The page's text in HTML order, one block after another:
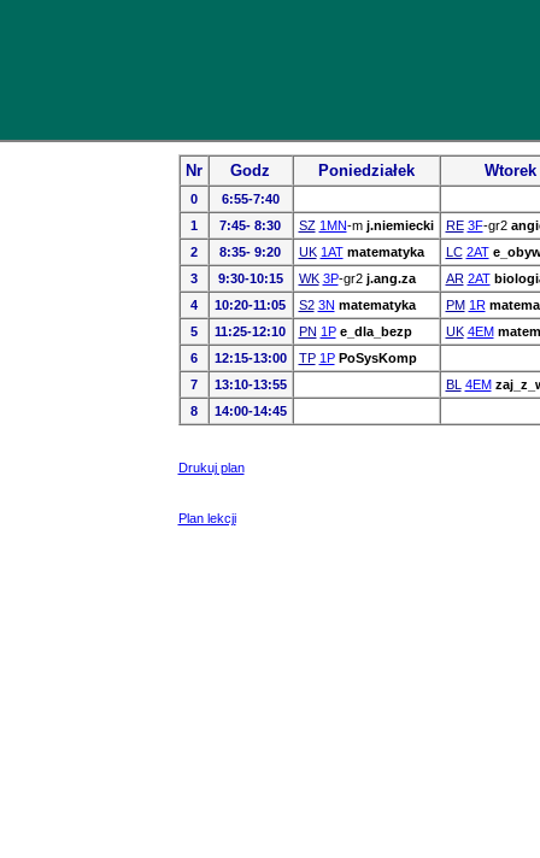
Nr Godz Poniedziałek Wtorek
0
6:55-7:40
1
7:45- 8:30 SZ 1MN-m j.niemiecki RE 3F-gr2
2
8:35- 9:20 UK 1AT matematyka LC 2AT
3
9:30-10:15 WK 3P-gr2 j.ang.za AR 2AT
4
10:20-11:05 S2 3N matematyka PM 1R
5
11:25-12:10 PN 1P e_dla_bezp UK 4EM
6
12:15-13:00 TP 1P PoSysKomp
7
13:10-13:55 BL 4EM
8
14:00-14:45
Drukuj plan
Plan lekcji